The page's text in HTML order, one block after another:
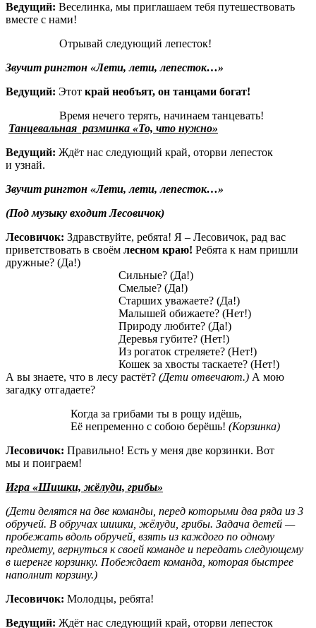
Ведущий: Веселинка, мы приглашаем тебя путешествовать
вместе с нами!
Отрывай следующий лепесток!
Звучит рингтон «Лети, лети, лепесток…»
Ведущий: Этот край необъят, он танцами богат!
Время нечего терять, начинаем танцевать!
Танцевальная разминка «То, что нужно»
Ведущий: Ждёт нас следующий край, оторви лепесток
и узнай.
Звучит рингтон «Лети, лети, лепесток…»
(Под музыку входит Лесовичок)
Лесовичок: Здравствуйте, ребята! Я – Лесовичок, рад вас
приветствовать в своём лесном краю! Ребята к нам пришли
дружные? (Да!)
Сильные? (Да!)
Смелые? (Да!)
Старших уважаете? (Да!)
Малышей обижаете? (Нет!)
Природу любите? (Да!)
Деревья губите? (Нет!)
Из рогаток стреляете? (Нет!)
Кошек за хвосты таскаете? (Нет!)
А вы знаете, что в лесу растёт? (Дети отвечают.) А мою
загадку отгадаете?
Когда за грибами ты в рощу идёшь,
Её непременно с собою берёшь! (Корзинка)
Лесовичок: Правильно! Есть у меня две корзинки. Вот
мы и поиграем!
Игра «Шишки, жёлуди, грибы»
(Дети делятся на две команды, перед которыми два ряда из 3
обручей. В обручах шишки, жёлуди, грибы. Задача детей —
пробежать вдоль обручей, взять из каждого по одному
предмету, вернуться к своей команде и передать следующему
в шеренге корзинку. Побеждает команда, которая быстрее
наполнит корзину.)
Лесовичок: Молодцы, ребята!
Ведущий: Ждёт нас следующий край, оторви лепесток